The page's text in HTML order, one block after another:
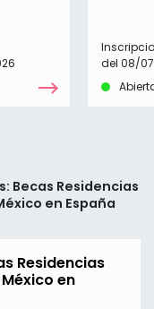
del 08/
Becas Residencias
en España
Residencias
en